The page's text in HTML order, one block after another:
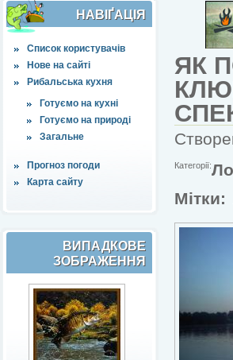
НАВІҐАЦІЯ
Список користувачів
Нове на сайті
Рибальська кухня
Готуємо на кухні
Готуємо на природі
Загальне
Прогноз погоди
Карта сайту
ВИПАДКОВЕ
ЗОБРАЖЕННЯ
ЯК
Категорії:
Мітки: